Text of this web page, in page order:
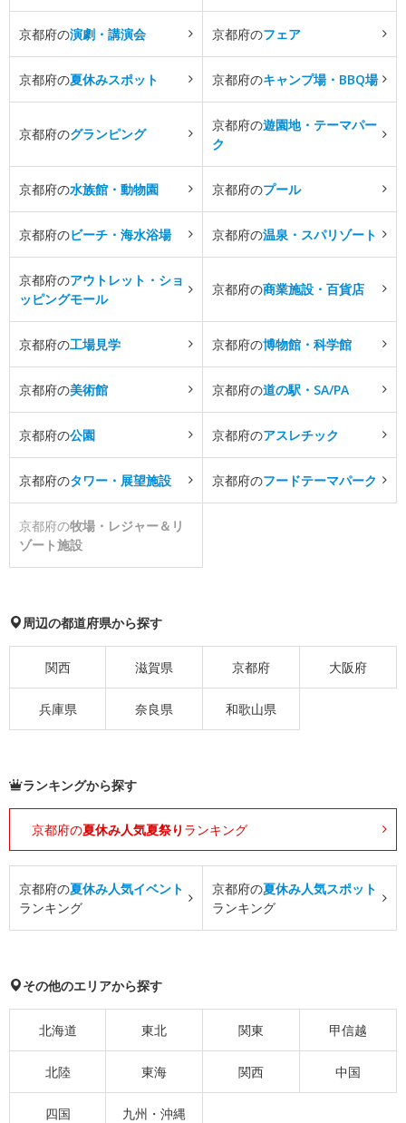
京都府の演劇・講演会 京都府のフェア
京都府の夏休みスポット 京都府のキャンプ場・BBQ場
京都府のグランピング
京都府の遊園地・テーマパー
ク
京都府の水族館・動物園 京都府のプール
京都府のビーチ・海水浴場 京都府の温泉・スパリゾート
京都府のアウトレット・ショ
ッピングモール
京都府の商業施設・百貨店
京都府の工場見学 京都府の博物館・科学館
京都府の美術館 京都府の道の駅・SA/PA
京都府の公園 京都府のアスレチック
京都府のタワー・展望施設 京都府のフードテーマパーク
京都府の牧場・レジャー＆リ
ゾート施設
周辺の都道府県から探す
関西 滋賀県 京都府 大阪府
兵庫県 奈良県 和歌山県
ランキングから探す
京都府の夏休み人気夏祭り ランキング
京都府の夏休み人気イベント
ランキング
京都府の夏休み人気スポット
ランキング
その他のエリアから探す
北海道 東北 関東 甲信越
北陸 東海 関西 中国
四国 九州・沖縄